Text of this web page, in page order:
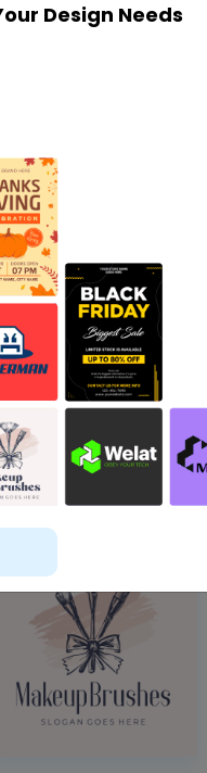
Design Needs